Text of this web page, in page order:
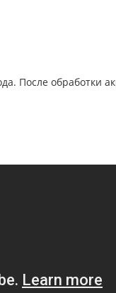
После обработки